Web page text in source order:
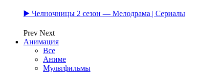
▶️ Челночницы 2 сезон — Мелодрама | Сериалы
Prev Next
Анимация
Все
Аниме
Мультфильмы